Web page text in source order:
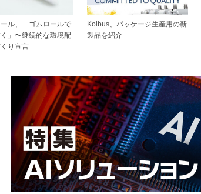
ル、「ゴムロールで
」〜継続的な環境配
り宣言
Kolbus、パッケージ生産用の新
製品を紹介